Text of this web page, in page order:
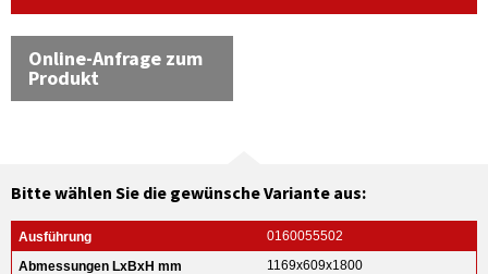
Online-Anfrage zum
Produkt
Bitte wählen Sie die gewünsche Variante aus:
0160055502
1169x609x1800